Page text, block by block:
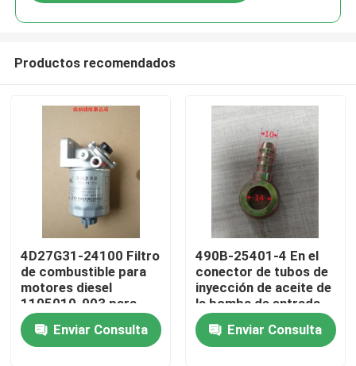
En casa
Productos
Productos recomendados
4D27G31-24100 Filtro
de combustible para
motores diesel
1105010-903 para
carretillas elevadoras
Enviar Consulta
490B-25401-4 En el
conector de tubos de
inyección de aceite de
la bomba de entrada
de la unión
Enviar Consulta